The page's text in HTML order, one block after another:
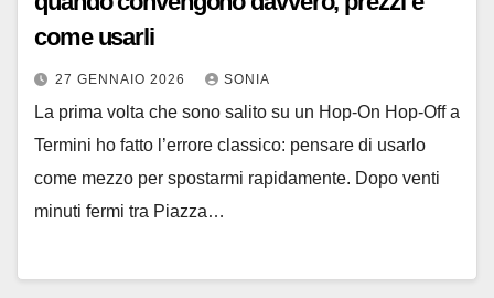
come usarli
27 GENNAIO 2026 SONIA
La prima volta che sono salito su un Hop-On Hop-Off a
Termini ho fatto l’errore classico: pensare di usarlo
come mezzo per spostarmi rapidamente. Dopo venti
minuti fermi tra Piazza…